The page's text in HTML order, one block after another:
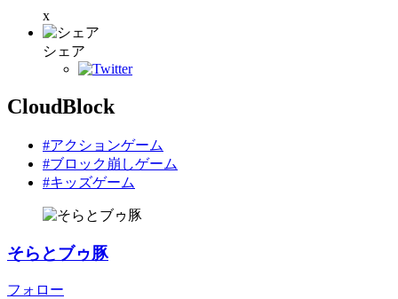
x
シェア
CloudBlock
#アクションゲーム
#ブロック崩しゲーム
#キッズゲーム
そらとブゥ豚
フォロー